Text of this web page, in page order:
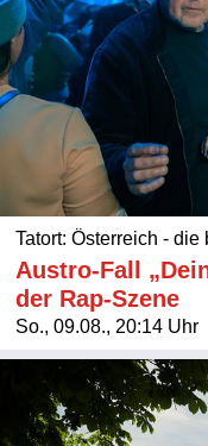
Tatort: Österreich - die
Austro-Fall
der Rap-Szene
So., 09.08., 20:14 Uhr